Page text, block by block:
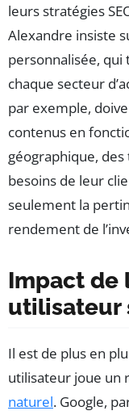
leurs stratégies
Alexandre insiste
personnalisée,
chaque secteur
par exemple,
contenus en
géographique,
besoins de leur
seulement la
rendement de
Impact de
utilisateur
Il est de plus en
utilisateur joue un
naturel. Google,